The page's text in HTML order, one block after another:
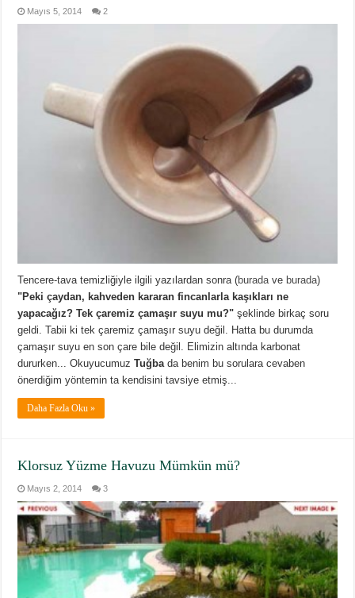
Mayıs 5, 2014 2
Tencere-tava temizliğiyle ilgili yazılardan sonra (buradave burada)
"Peki çaydan, kahveden kararan fincanlarla kaşıkları ne
yapacağız? Tek çaremiz çamaşır suyu mu?" şeklinde birkaç soru
geldi. Tabii ki tek çaremiz çamaşır suyu değil. Hatta bu durumda
çamaşır suyu en son çare bile değil. Elimizin altında karbonat
dururken... OkuyucumuzTuğbada benim bu sorulara cevaben
önerdiğim yöntemin ta kendisini tavsiye etmiş...
Daha Fazla Oku »
Klorsuz Yüzme Havuzu Mümkün mü?
Mayıs 2, 2014 3